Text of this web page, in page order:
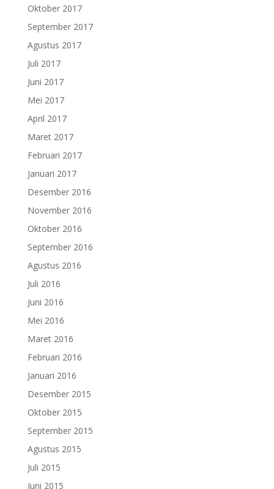
Oktober 2017
September 2017
Agustus 2017
Juli 2017
Juni 2017
Mei 2017
April 2017
Maret 2017
Februari 2017
Januari 2017
Desember 2016
November 2016
Oktober 2016
September 2016
Agustus 2016
Juli 2016
Juni 2016
Mei 2016
Maret 2016
Februari 2016
Januari 2016
Desember 2015
Oktober 2015
September 2015
Agustus 2015
Juli 2015
Juni 2015